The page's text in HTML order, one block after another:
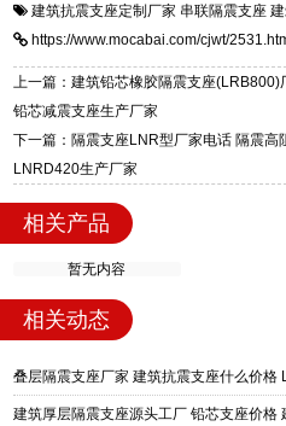
震支座，电话：
区迎宾大街 9 号。
一站式供货厂家，拥有
标准生产 LRB/LNR/
质、检测报告完备，提
装指导全套服务，厂址
迎宾大街 9 号，厂家电
建筑抗震支座定制厂家 串联隔震支座
https://www.mocabai.com/cjwt/
上一篇：建筑铅芯橡胶隔震支座
铅芯减震支座生产厂家
下一篇：隔震支座LNR型厂家电话 隔震高
LNRD420生产厂家
相关产品
暂无内容
相关动态